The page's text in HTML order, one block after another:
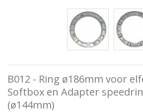
B012 - Ring ø186mm voor
Softbox en Adapter
(ø144mm)